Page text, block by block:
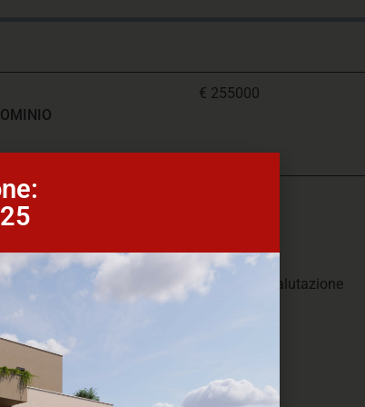
€ 255000
No
In corso di valutazione